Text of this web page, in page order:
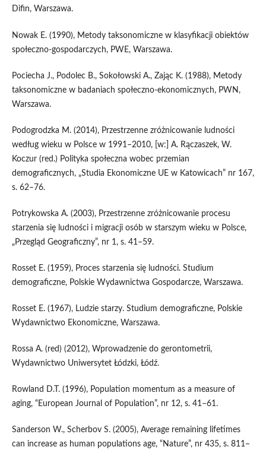
Difin, Warszawa.
Nowak E. (1990), Metody taksonomiczne w klasyfikacji obiektów
społeczno-gospodarczych, PWE, Warszawa.
Pociecha J., Podolec B., Sokołowski A., Zając K. (1988), Metody
taksonomiczne w badaniach społeczno-ekonomicznych, PWN,
Warszawa.
Podogrodzka M. (2014), Przestrzenne zróżnicowanie ludności
według wieku w Polsce w 1991–2010, [w:] A. Rączaszek, W.
Koczur (red.) Polityka społeczna wobec przemian
demograficznych, „Studia Ekonomiczne UE w Katowicach” nr 167,
s. 62–76.
Potrykowska A. (2003), Przestrzenne zróżnicowanie procesu
starzenia się ludności i migracji osób w starszym wieku w Polsce,
„Przegląd Geograficzny”, nr 1, s. 41–59.
Rosset E. (1959), Proces starzenia się ludności. Studium
demograficzne, Polskie Wydawnictwa Gospodarcze, Warszawa.
Rosset E. (1967), Ludzie starzy. Studium demograficzne, Polskie
Wydawnictwo Ekonomiczne, Warszawa.
Rossa A. (red) (2012), Wprowadzenie do gerontometrii,
Wydawnictwo Uniwersytet Łódzki, Łódź.
Rowland D.T. (1996), Population momentum as a measure of
aging, “European Journal of Population”, nr 12, s. 41–61.
Sanderson W., Scherbov S. (2005), Average remaining lifetimes
can increase as human populations age, “Nature”, nr 435, s. 811–